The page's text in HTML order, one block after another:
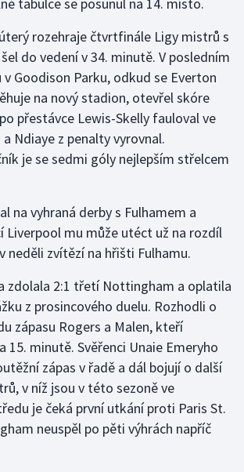
tabulce se posunul na 14. místo.
rozehraje čtvrtfinále Ligy mistrů s
do vedení v 34. minutě. V posledním
Goodison Parku, odkud se Everton
na nový stadion, otevřel skóre
přestávce Lewis-Skelly fauloval ve
Ndiaye z penalty vyrovnal.
je se sedmi góly nejlepším střelcem
na vyhraná derby s Fulhamem a
Liverpool mu může utéct už na rozdíl
neděli zvítězí na hřišti Fulhamu.
zdolala 2:1 třetí Nottingham a oplatila
z prosincového duelu. Rozhodli o
zápasu Rogers a Malen, kteří
15. minutě. Svěřenci Unaie Emeryho
zápas v řadě a dál bojují o další
v níž jsou v této sezoně ve
je čeká první utkání proti Paris St.
neuspěl po pěti výhrách napříč